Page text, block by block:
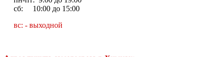
сб: 10:00 до 15:00
вс: - выходной